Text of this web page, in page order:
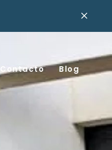
Contacto Blog